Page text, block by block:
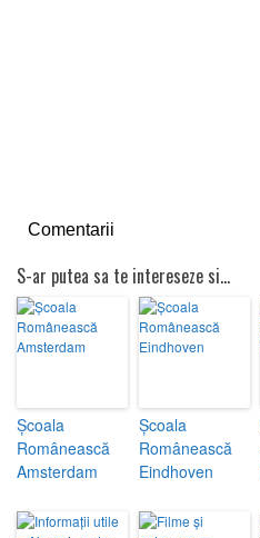
Comentarii
S-ar putea sa te intereseze si...
Școala
Românească
Amsterdam
Școala
Românească
Eindhoven